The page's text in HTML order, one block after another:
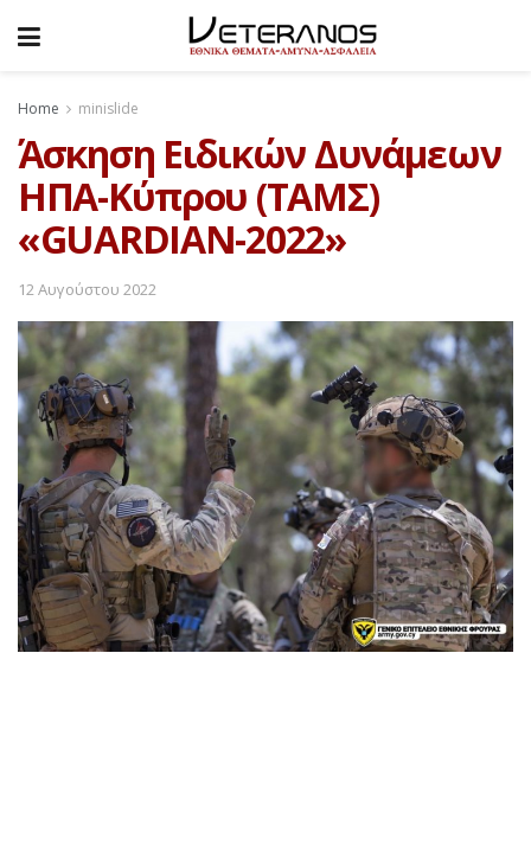
Home minislide
Άσκηση Ειδικών Δυνάμεων
ΗΠΑ-Κύπρου (ΤΑΜΣ)
«GUARDIAN-2022»
12 Αυγούστου 2022